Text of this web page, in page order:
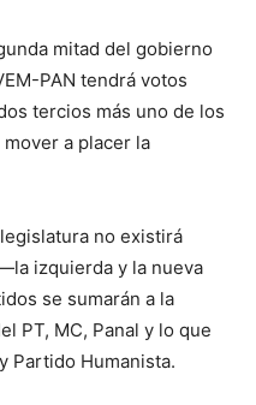
mitad del gobierno
PAN tendrá votos
tercios más uno de los
a placer la
no existirá
izquierda y la nueva
se sumarán a la
PT, MC, Panal y lo que
Partido Humanista.